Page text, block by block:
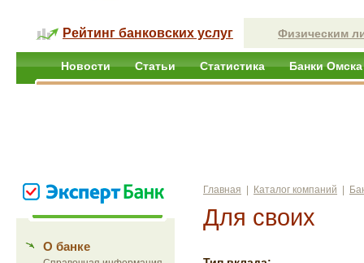
Рейтинг банковских услуг Физическим
Новости Статьи Статистика Банки Омска
О банке
Главная Каталог компаний
Для своих